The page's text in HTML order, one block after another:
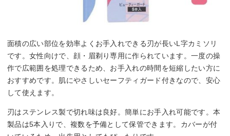
面積の広い部位を効率よくお手入れできる刃が長いL字カミソリ
です。女性向けで、顔・眉剃り専用に作られています。一度の操
作で広範囲を処理できるため、お手入れの時間を短縮したい方に
おすすめです。肌にやさしいセーフティガード付きなので、安心
して使えます。
刃はステンレス製で切れ味は良好。簡単にお手入れ可能です。本
製品は5本入りで、複数を予備として保管できます。カバーが付